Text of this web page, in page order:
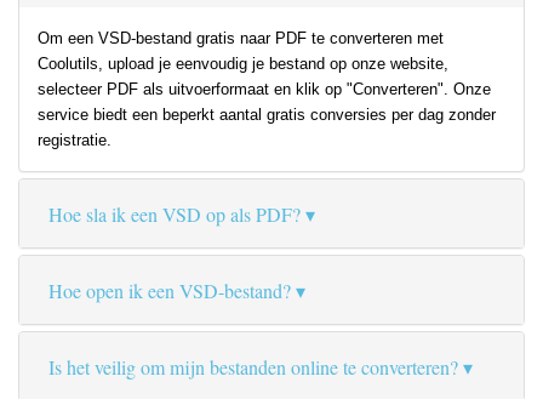
Om een VSD-bestand gratis naar PDF te converteren met
Coolutils, upload je eenvoudig je bestand op onze website,
selecteer PDF als uitvoerformaat en klik op "Converteren". Onze
service biedt een beperkt aantal gratis conversies per dag zonder
registratie.
Hoe sla ik een VSD op als PDF?
Hoe open ik een VSD-bestand?
Is het veilig om mijn bestanden online te converteren?